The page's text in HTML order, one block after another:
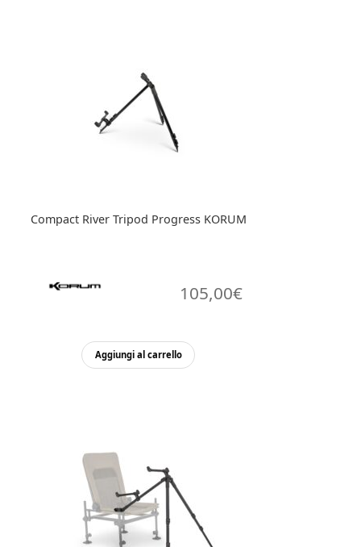
Compact River Tripod Progress KORUM
105,00€
Aggiungi al carrello